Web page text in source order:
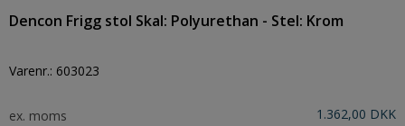
Dencon Frigg stol Skal: Polyurethan - Stel: Krom
Varenr.: 603023
ex. moms 1.362,00 DKK